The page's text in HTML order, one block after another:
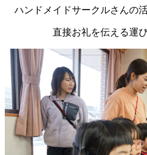
ハンドメイドサークルさんの
直接お礼を伝える運